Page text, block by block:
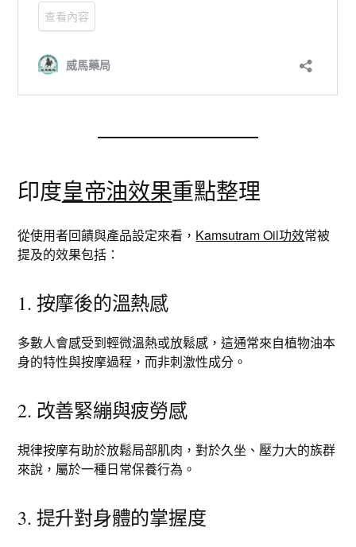
印度皇帝油效果重點整理
從使用者回饋與產品設定來看， Kamsutram Oil功效常被
提及的效果包括：
1. 按摩後的溫熱感
多數人會感受到輕微溫熱或放鬆感，這通常來自植物油本
身的特性與按摩過程，而非刺激性成分。
2. 改善緊繃與疲勞感
規律按摩有助於放鬆局部肌肉，對於久坐、壓力大的族群
來說，屬於一種日常保養行為。
3. 提升對身體的掌握度